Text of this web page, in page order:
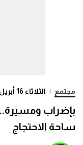
مجتمع | الثلاثاء 16 أبريل 2024 - 15:09
بإضراب
ساحة الاحتجاج